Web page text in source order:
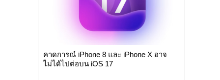
คาดการณ์ iPhone 8 และ iPhone X อาจ
ไม่ได้ไปต่อบน iOS 17